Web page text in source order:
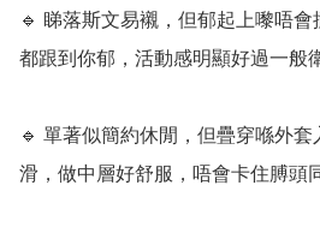
🔹 睇落斯文易襯，但郁起上嚟唔
都跟到你郁，活動感明顯好過一般
🔹 單著似簡約休閒，但疊穿喺外
滑，做中層好舒服，唔會卡住膊頭